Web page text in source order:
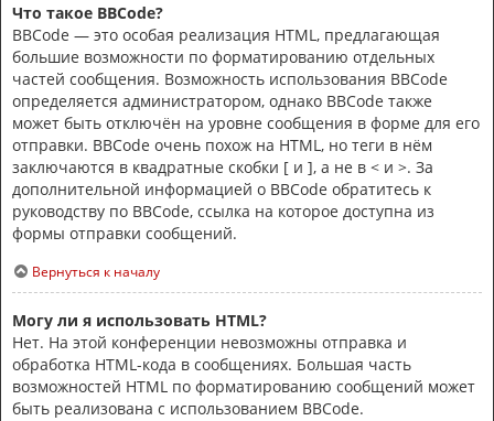
Что такое BBCode?
BBCode — это особая реализация HTML, предлагающая
большие возможности по форматированию отдельных
частей сообщения. Возможность использования BBCode
определяется администратором, однако BBCode также
может быть отключён на уровне сообщения в форме для его
отправки. BBCode очень похож на HTML, но теги в нём
заключаются в квадратные скобки [ и ], а не в < и >. За
дополнительной информацией о BBCode обратитесь к
руководству по BBCode, ссылка на которое доступна из
формы отправки сообщений.
Вернуться к началу
Могу ли я использовать HTML?
Нет. На этой конференции невозможны отправка и
обработка HTML-кода в сообщениях. Большая часть
возможностей HTML по форматированию сообщений может
быть реализована с использованием BBCode.